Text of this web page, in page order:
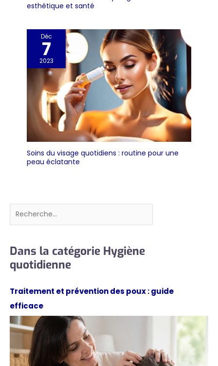
esthétique et santé
Déc
7
2023
Soins du visage quotidiens : routine pour une
peau éclatante
Rechercher
Dans la catégorie Hygiène
quotidienne
Traitement et prévention des poux : guide
efficace